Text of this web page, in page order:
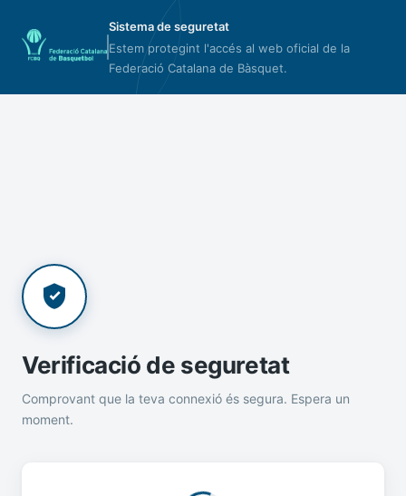
Sistema de seguretat
Estem protegint l'accés al web oficial de la
Federació Catalana de Bàsquet.
Verificació de seguretat
Comprovant que la teva connexió és segura. Espera un
moment.